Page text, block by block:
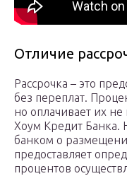
Отличие
Рассрочка – это
без переплат.
но оплачивает их не
Хоум Кредит Банка.
банком о
предоставляет
процентов